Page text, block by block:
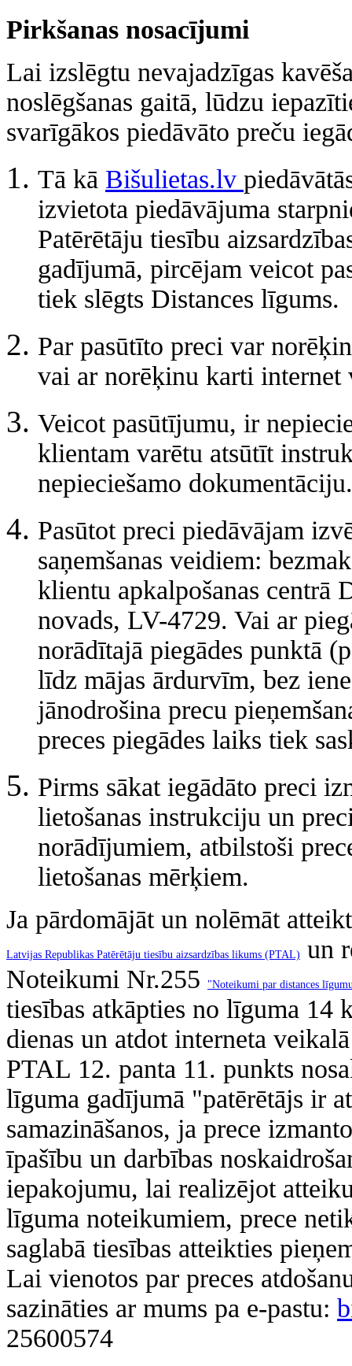
Pirkšanas nosacījumi
Lai izslēgtu nevajadzīgas
noslēgšanas gaitā, lūdzu
svarīgākos piedāvāto preču
Tā kā Bišulietas.lv
izvietota piedāvājuma
Patērētāju tiesību
gadījumā, pircējam veicot
tiek slēgts Distances līgums.
Par pasūtīto preci var
vai ar norēķinu karti internet
Veicot pasūtījumu, ir
klientam varētu atsūtīt
nepieciešamo dokumentāciju.
Pasūtot preci piedāvājam
saņemšanas veidiem:
klientu apkalpošanas centrā
novads, LV-4729. Vai ar
norādītajā piegādes punktā
līdz mājas ārdurvīm, bez
jānodrošina precu
preces piegādes laiks tiek
Pirms sākat iegādāto preci
lietošanas instrukciju un
norādījumiem, atbilstoši
lietošanas mērķiem.
Ja pārdomājāt un nolēmāt
Latvijas Republikas Patērētāju tiesību aizsardzības likums (PTAL)
un
Noteikumi Nr.255
"Noteikumi par distances
tiesības atkāpties no līguma 14
dienas un atdot interneta
PTAL 12. panta 11. punkts
līguma gadījumā "patērētājs ir
samazināšanos, ja prece
īpašību un darbības
iepakojumu, lai realizējot
līguma noteikumiem, prece
saglabā tiesības atteikties
Lai vienotos par preces
sazināties ar mums pa e-pastu:
25600574